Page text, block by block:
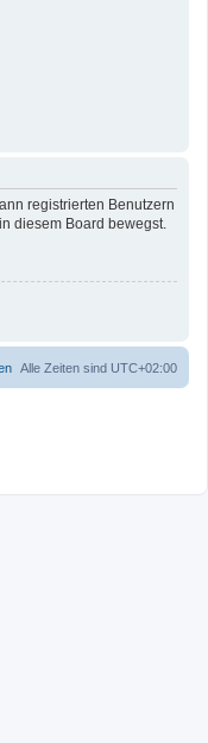
registrierten Benutzern
diesem Board bewegst.
Alle Zeiten sind UTC+02:00